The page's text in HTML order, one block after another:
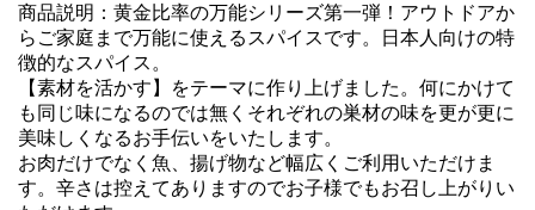
商品説明：黄金比率の万能シリーズ第一弾！アウトドアか
らご家庭まで万能に使えるスパイスです。日本人向けの特
徴的なスパイス。
【素材を活かす】をテーマに作り上げました。何にかけて
も同じ味になるのでは無くそれぞれの巣材の味を更が更に
美味しくなるお手伝いをいたします。
お肉だけでなく魚、揚げ物など幅広くご利用いただけま
す。辛さは控えてありますのでお子様でもお召し上がりい